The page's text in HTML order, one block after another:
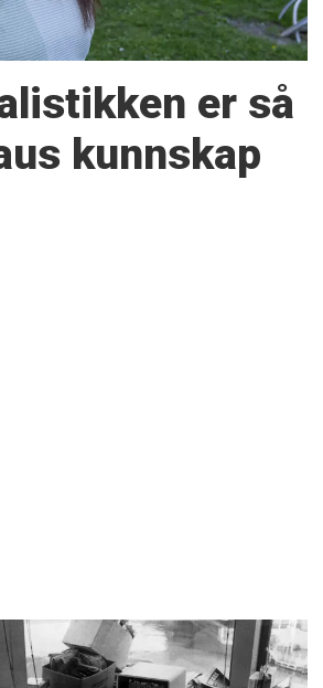
er så
kunnskap